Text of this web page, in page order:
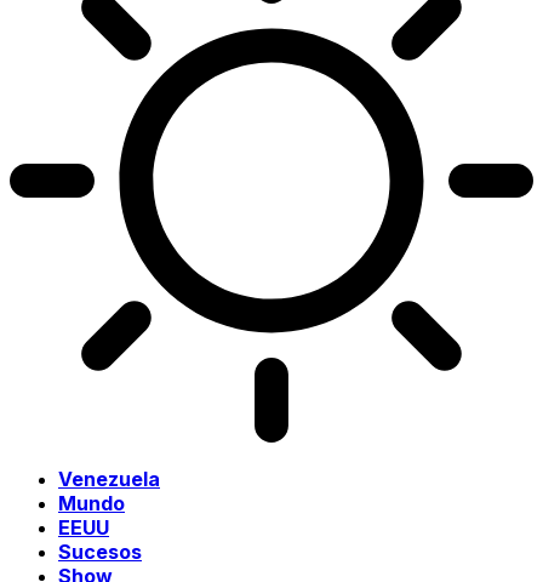
Venezuela
Mundo
EEUU
Sucesos
Show